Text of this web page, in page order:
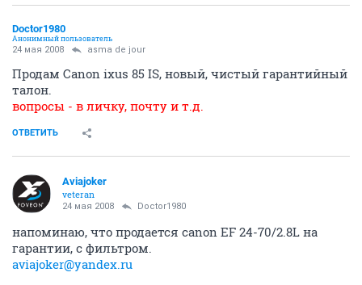
Doctor1980
Анонимный пользователь
24 мая 2008 asma de jour
Продам Canon ixus 85 IS, новый, чистый гарантийный
талон.
вопросы - в личку, почту и т.д.
ОТВЕТИТЬ
Aviajoker
veteran
24 мая 2008 Doctor1980
напоминаю, что продается canon EF 24-70/2.8L на
гарантии, с фильтром.
aviajoker@yandex.ru